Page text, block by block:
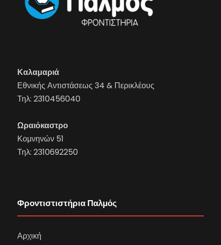
Καλαμαριά
Εθνικής Αντιστάσεως 34 & Περικλέους
Τηλ: 2310456040
Ωραιόκαστρο
Κομνηνών 51
Τηλ: 2310692250
Φροντιστιστήρια Παλμός
Αρχική